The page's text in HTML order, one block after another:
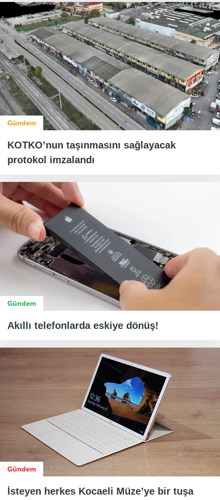
Gündem
KOTKO’nun taşınmasını sağlayacak
protokol imzalandı
Gündem
Akıllı telefonlarda eskiye dönüş!
Gündem
İsteyen herkes Kocaeli Müze’ye bir tuşa